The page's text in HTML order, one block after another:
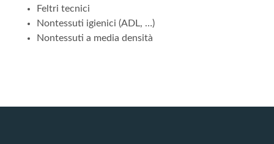
Feltri tecnici
Nontessuti igienici (ADL, …)
Nontessuti a media densità